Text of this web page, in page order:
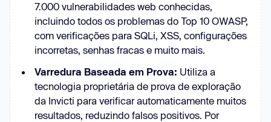
7.000 vulnerabilidades web conhecidas,
incluindo todos os problemas do Top 10 OWASP,
com verificações para SQLi, XSS, configurações
incorretas, senhas fracas e muito mais.
Varredura Baseada em Prova: Utiliza a
tecnologia proprietária de prova de exploração
da Invicti para verificar automaticamente muitos
resultados, reduzindo falsos positivos. Por